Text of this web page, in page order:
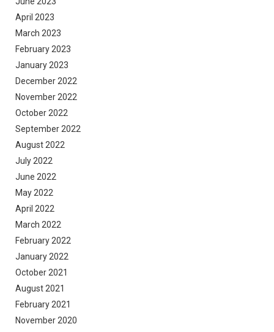
April 2023
March 2023
February 2023
January 2023
December 2022
November 2022
October 2022
September 2022
August 2022
July 2022
June 2022
May 2022
April 2022
March 2022
February 2022
January 2022
October 2021
August 2021
February 2021
November 2020